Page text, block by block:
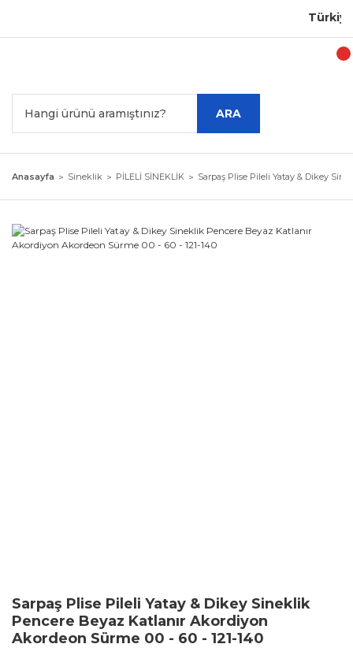
ARA
Anasayfa Sineklik PİLELİ SİNEKLİK Sarpaş Plise Pileli Yatay & Dikey
Sarpaş Plise Pileli Yatay & Dikey Sineklik
Pencere Beyaz Katlanır Akordiyon
Akordeon Sürme 00 - 60 - 121-140